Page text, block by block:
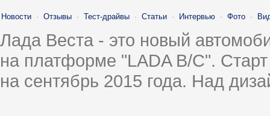
Новости · Отзывы · Тест-драйвы · Статьи · Интервью · Фото ·
Лада Веста - это новый
на платформе "LADA B/C".
на сентябрь 2015 года. Над